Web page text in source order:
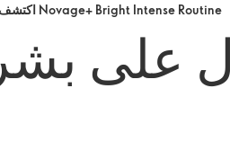
اكتشف Novage+ Bright Intense Routine